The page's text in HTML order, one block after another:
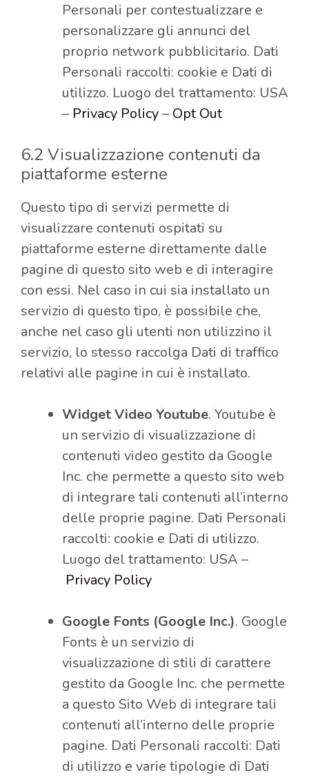
Personali per contestualizzare e
personalizzare gli annunci del
proprio network pubblicitario. Dati
Personali raccolti: cookie e Dati di
utilizzo. Luogo del trattamento: USA
– Privacy Policy– Opt Out
6.2 Visualizzazione contenuti da
piattaforme esterne
Questo tipo di servizi permette di
visualizzare contenuti ospitati su
piattaforme esterne direttamente dalle
pagine di questo sito web e di interagire
con essi. Nel caso in cui sia installato un
servizio di questo tipo, è possibile che,
anche nel caso gli utenti non utilizzino il
servizio, lo stesso raccolga Dati di traffico
relativi alle pagine in cui è installato.
Widget Video Youtube. Youtube è
un servizio di visualizzazione di
contenuti video gestito da Google
Inc. che permette a questo sito web
di integrare tali contenuti all’interno
delle proprie pagine. Dati Personali
raccolti: cookie e Dati di utilizzo.
Luogo del trattamento: USA –
Privacy Policy
Google Fonts (Google Inc.). Google
Fonts è un servizio di
visualizzazione di stili di carattere
gestito da Google Inc. che permette
a questo Sito Web di integrare tali
contenuti all’interno delle proprie
pagine. Dati Personali raccolti: Dati
di utilizzo e varie tipologie di Dati